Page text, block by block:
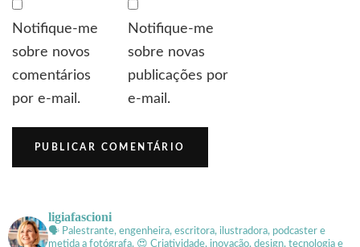
Notifique-me
sobre novos
comentários
por e-mail.
Notifique-me
sobre novas
publicações por
e-mail.
ligiafascioni
🗣 Palestrante, engenheira, escritora, ilustradora, podcaster e
metida a fotógrafa. 😍 Criatividade, inovação, design, tecnologia e